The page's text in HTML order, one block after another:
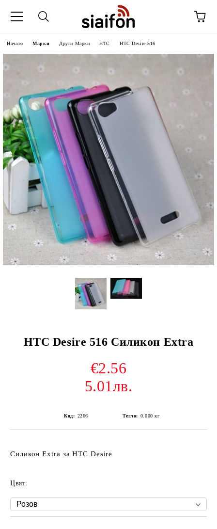
Начало Марки Други Марки HTC HTC Desire 516
HTC Desire 516 Силикон Extra
€2.56
5.01лв.
Код: 2266 Тегло: 0.000 кг
Силикон Extra за HTC Desire
Цвят: